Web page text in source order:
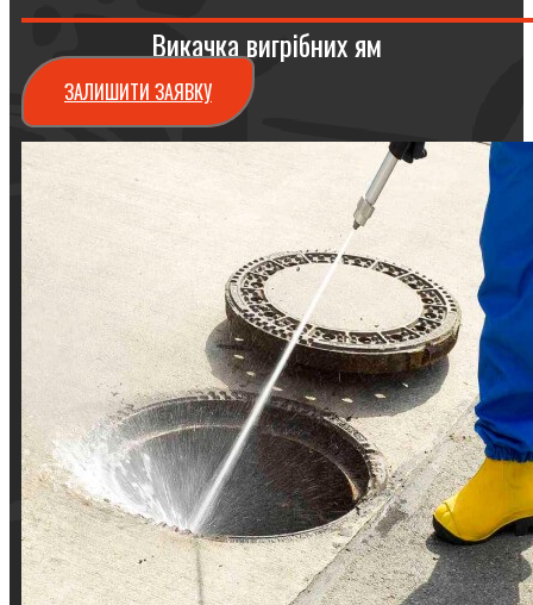
Викачка вигрібних ям
ЗАЛИШИТИ ЗАЯВКУ